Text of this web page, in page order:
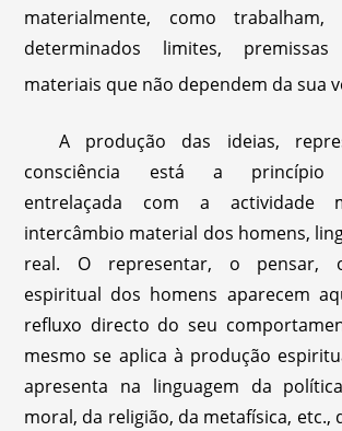
materialmente, como
determinados limites,
materiais que não dependem da sua
A produção das ideias,
consciência está a princípio
entrelaçada com a actividade
intercâmbio material dos homens,
real. O representar, o pensar,
espiritual dos homens aparecem
refluxo directo do seu
mesmo se aplica à produção
apresenta na linguagem da
moral, da religião, da metafísica, etc.,